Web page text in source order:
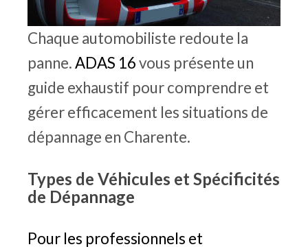
Chaque automobiliste redoute la
panne.ADAS 16vous présente un
guide exhaustif pour comprendre et
gérer efficacement les situations de
dépannage en Charente.
Types de Véhicules et Spécificités
de Dépannage
Pour les professionnels et